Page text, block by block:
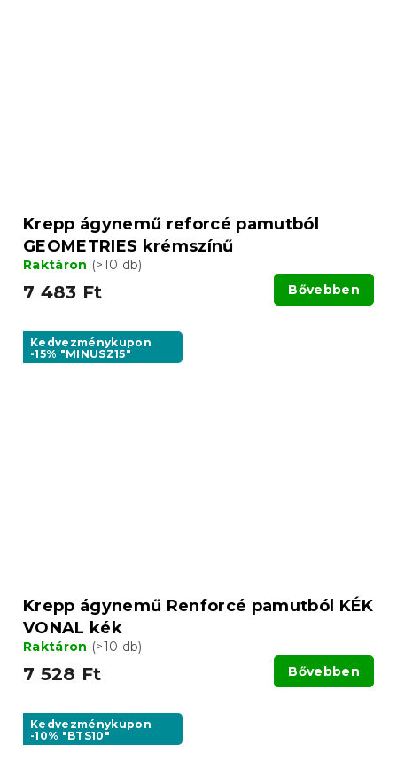
Krepp ágynemű reforcé pamutból
GEOMETRIES krémszínű
Raktáron (>10 db)
7 483 Ft Bővebben
Kedvezménykupon
-15% "MINUSZ15"
Krepp ágynemű Renforcé pamutból KÉK
VONAL kék
Raktáron (>10 db)
7 528 Ft Bővebben
Kedvezménykupon
-10% "BTS10"